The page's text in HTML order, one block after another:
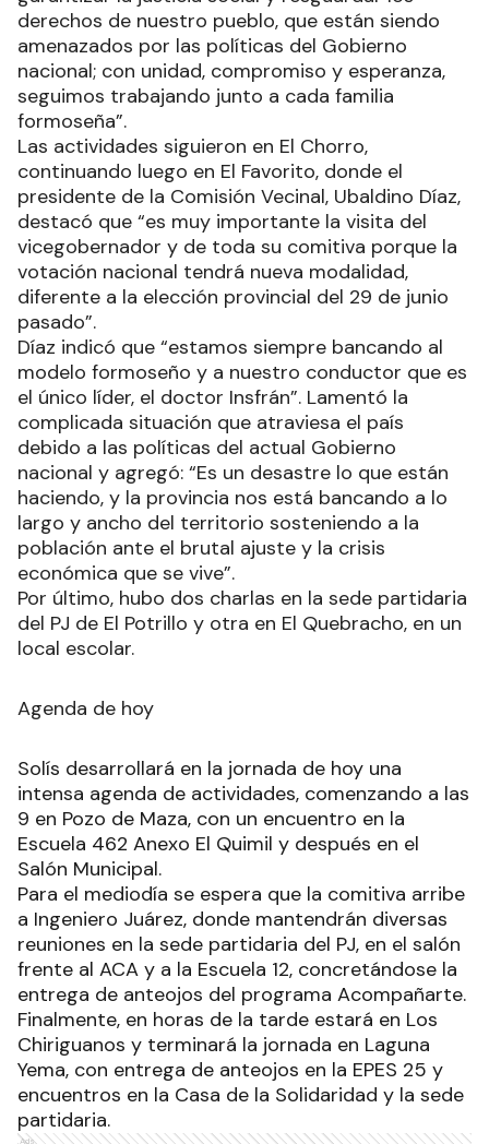
derechos de nuestro pueblo, que están siendo
amenazados por las políticas del Gobierno
nacional; con unidad, compromiso y esperanza,
seguimos trabajando junto a cada familia
formoseña”.
Las actividades siguieron en El Chorro,
continuando luego en El Favorito, donde el
presidente de la Comisión Vecinal, Ubaldino Díaz,
destacó que “es muy importante la visita del
vicegobernador y de toda su comitiva porque la
votación nacional tendrá nueva modalidad,
diferente a la elección provincial del 29 de junio
pasado”.
Díaz indicó que “estamos siempre bancando al
modelo formoseño y a nuestro conductor que es
el único líder, el doctor Insfrán”. Lamentó la
complicada situación que atraviesa el país
debido a las políticas del actual Gobierno
nacional y agregó: “Es un desastre lo que están
haciendo, y la provincia nos está bancando a lo
largo y ancho del territorio sosteniendo a la
población ante el brutal ajuste y la crisis
económica que se vive”.
Por último, hubo dos charlas en la sede partidaria
del PJ de El Potrillo y otra en El Quebracho, en un
local escolar.
Agenda de hoy
Solís desarrollará en la jornada de hoy una
intensa agenda de actividades, comenzando a las
9 en Pozo de Maza, con un encuentro en la
Escuela 462 Anexo El Quimil y después en el
Salón Municipal.
Para el mediodía se espera que la comitiva arribe
a Ingeniero Juárez, donde mantendrán diversas
reuniones en la sede partidaria del PJ, en el salón
frente al ACA y a la Escuela 12, concretándose la
entrega de anteojos del programa Acompañarte.
Finalmente, en horas de la tarde estará en Los
Chiriguanos y terminará la jornada en Laguna
Yema, con entrega de anteojos en la EPES 25 y
encuentros en la Casa de la Solidaridad y la sede
partidaria.
Ads